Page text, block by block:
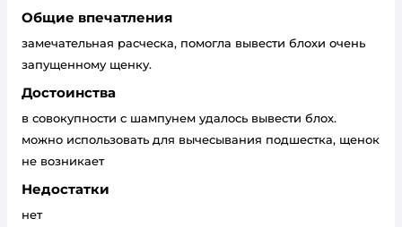
Общие впечатления
замечательная расческа, помогла вывести блохи очень
запущенному щенку.
Достоинства
в совокупности с шампунем удалось вывести блох.
можно использовать для вычесывания подшестка, щенок
не возникает
Недостатки
нет